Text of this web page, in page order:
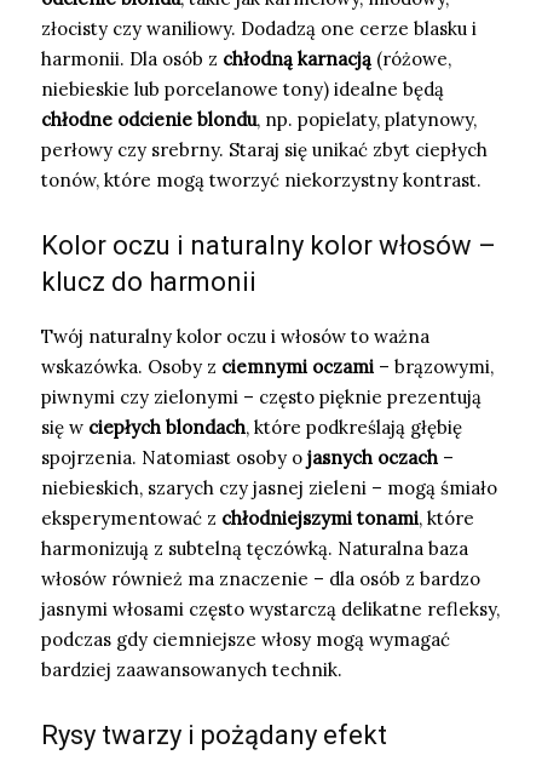
złocisty czy waniliowy. Dodadzą one cerze blasku i
harmonii. Dla osób z chłodną karnacją (różowe,
niebieskie lub porcelanowe tony) idealne będą
chłodne odcienie blondu, np. popielaty, platynowy,
perłowy czy srebrny. Staraj się unikać zbyt ciepłych
tonów, które mogą tworzyć niekorzystny kontrast.
Kolor oczu i naturalny kolor włosów –
klucz do harmonii
Twój naturalny kolor oczu i włosów to ważna
wskazówka. Osoby z ciemnymi oczami – brązowymi,
piwnymi czy zielonymi – często pięknie prezentują
się w ciepłych blondach, które podkreślają głębię
spojrzenia. Natomiast osoby o jasnych oczach –
niebieskich, szarych czy jasnej zieleni – mogą śmiało
eksperymentować z chłodniejszymi tonami, które
harmonizują z subtelną tęczówką. Naturalna baza
włosów również ma znaczenie – dla osób z bardzo
jasnymi włosami często wystarczą delikatne refleksy,
podczas gdy ciemniejsze włosy mogą wymagać
bardziej zaawansowanych technik.
Rysy twarzy i pożądany efekt